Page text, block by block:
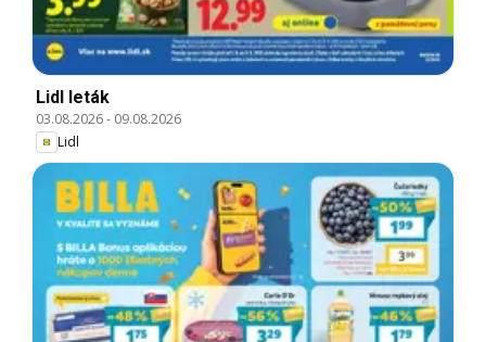
Lidl leták
03.08.2026- 09.08.2026
Lidl